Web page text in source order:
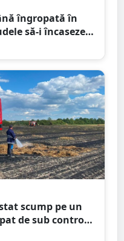
îngropată în
să-i încaseze
scump pe un
de sub control.
majore